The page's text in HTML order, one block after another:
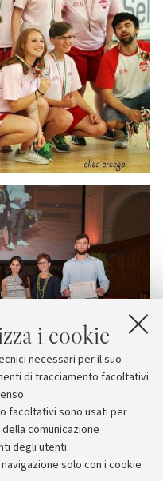
i cookie
necessari per il suo
di tracciamento facoltativi
facoltativi sono usati per
comunicazione
degli utenti.
solo con i cookie